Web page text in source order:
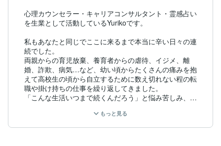
心理カウンセラー・キャリアコンサルタント・霊感占い
を生業として活動しているYurikoです。
私もあなたと同じでここに来るまで本当に辛い日々の連
続でした。
両親からの育児放棄、養育者からの虐待、イジメ、離
婚、詐欺、病気…など、幼い頃からたくさんの痛みを抱
えて高校生の頃から自立するために数え切れない程の転
職や掛け持ちの仕事を繰り返してきました。
「こんな生活いつまで続くんだろう」と悩み苦しみ、燃
す。あの頃の私は「誰かに聞いて欲しい。どうしたらい
いのか教えて欲しい」「誰か、助けてほしい」と胸の中
もっと見る